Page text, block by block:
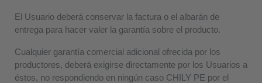
El Usuario deberá conservar la factura o el albarán de
entrega para hacer valer la garantía sobre el producto.
Cualquier garantía comercial adicional ofrecida por los
productores, deberá exigirse directamente por los Usuarios a
éstos, no respondiendo en ningún caso CHILY PE por el